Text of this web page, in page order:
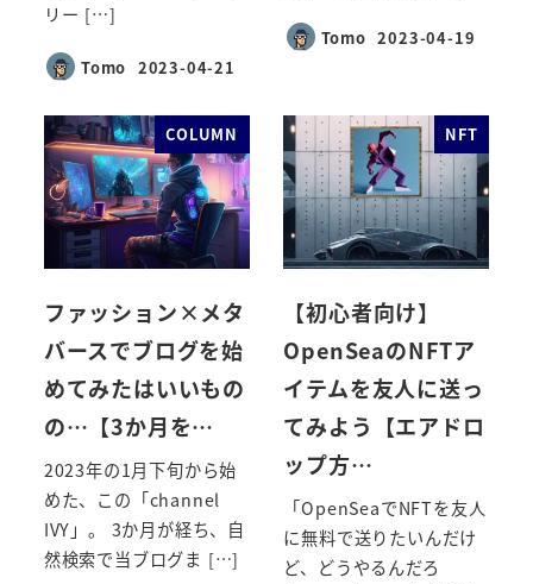
リー […]
Tomo
投稿日
2023-04-21
Tomo
投稿日
2023-04-19
COLUMN
ファッション×メタ
バースでブログを始
めてみたはいいもの
の…【3か月を…
2023年の1月下旬から始
めた、この「channel
IVY」。 3か月が経ち、自
然検索で当ブログま […]
NFT
【初心者向け】
OpenSeaのNFTア
イテムを友人に送っ
てみよう【エアドロ
ップ方…
「OpenSeaでNFTを友人
に無料で送りたいんだけ
ど、どうやるんだろ